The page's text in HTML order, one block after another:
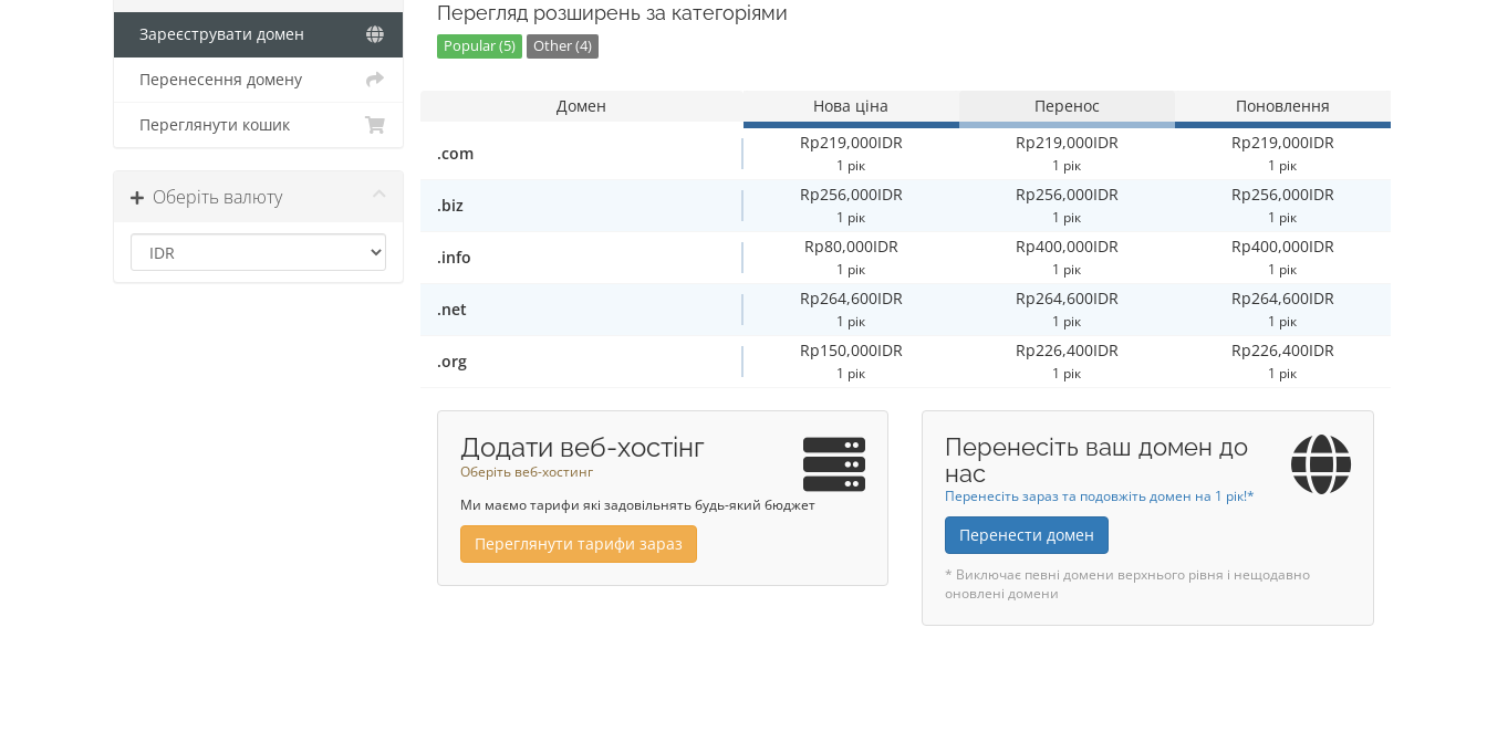
Зареєструвати домен
Перенесення домену
Переглянути кошик
Оберіть валюту
Перегляд розширень за категоріями
Popular (5) Other (4)
Домен Нова ціна Перенос Поновлення
.com
Rp219,000IDR
1 рік
Rp219,000IDR
1 рік
Rp219,000IDR
1 рік
.biz
Rp256,000IDR
1 рік
Rp256,000IDR
1 рік
Rp256,000IDR
1 рік
.info
Rp80,000IDR
1 рік
Rp400,000IDR
1 рік
Rp400,000IDR
1 рік
.net
Rp264,600IDR
1 рік
Rp264,600IDR
1 рік
Rp264,600IDR
1 рік
.org
Rp150,000IDR
1 рік
Rp226,400IDR
1 рік
Rp226,400IDR
1 рік
Додати веб-хостінг
Оберіть веб-хостинг
Ми маємо тарифи які задовільнять будь-який бюджет
Переглянути тарифи зараз
Перенесіть ваш домен до
нас
Перенесіть зараз та подовжіть домен на 1 рік!*
Перенести домен
* Виключає певні домени верхнього рівня і нещодавно
оновлені домени